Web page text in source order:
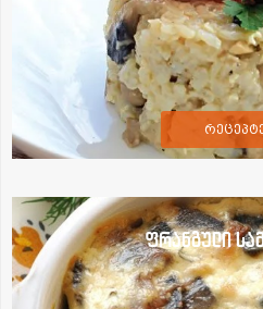
ფრანგული